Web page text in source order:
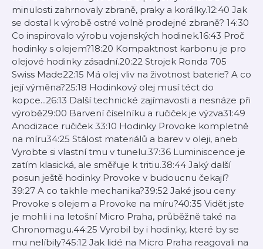
minulosti zahrnovaly zbraně, praky a korálky.12:40 Jak
se dostal k výrobě ostré volně prodejné zbraně? 14:30
Co inspirovalo výrobu vojenských hodinek.16:43 Proč
hodinky s olejem?18:20 Kompaktnost karbonu je pro
olejové hodinky zásadní.20:22 Strojek Ronda 705
Swiss Made22:15 Má olej vliv na životnost baterie? A co
její výměna?25:18 Hodinkový olej musí téct do
kopce...26:13 Další technické zajímavosti a nesnáze při
výrobě29:00 Barvení číselníku a ručiček je výzva31:49
Anodizace ručiček 33:10 Hodinky Provoke kompletně
na míru34:25 Stálost materiálů a barev v oleji, aneb
Vyrobte si vlastní tmu v tunelu.37:36 Luminiscence je
zatím klasická, ale směřuje k tritiu.38:44 Jaký další
posun ještě hodinky Provoke v budoucnu čekají?
39:27 A co takhle mechanika?39:52 Jaké jsou ceny
Provoke s olejem a Provoke na míru?40:35 Vidět jste
je mohli i na letošní Micro Praha, průběžně také na
Chronomagu.44:25 Vyrobil by i hodinky, které by se
mu nelíbily?45:12 Jak lidé na Micro Praha reagovali na